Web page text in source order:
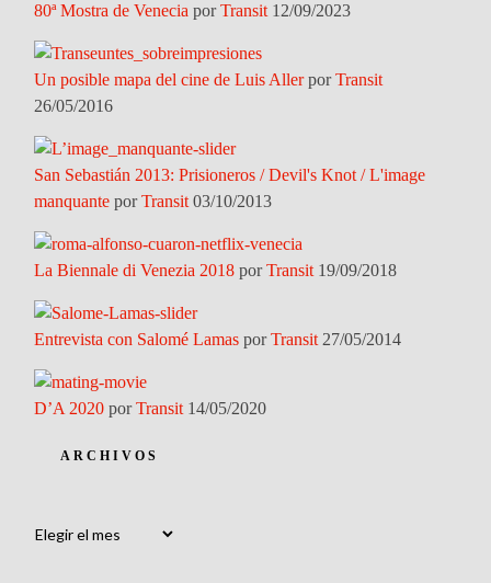
80ª Mostra de Venecia porTransit 12/09/2023
Un posible mapa del cine de Luis AllerporTransit
26/05/2016
San Sebastián 2013: Prisioneros / Devil's Knot / L'image
manquante porTransit 03/10/2013
La Biennale di Venezia 2018 porTransit 19/09/2018
Entrevista con Salomé Lamas porTransit 27/05/2014
D’A 2020 porTransit 14/05/2020
ARCHIVOS